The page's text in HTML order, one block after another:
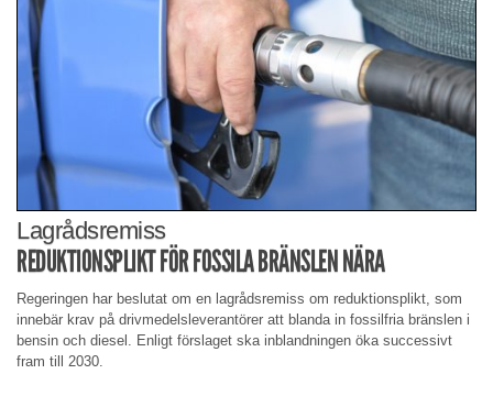
Lagrådsremiss
REDUKTIONSPLIKT FÖR FOSSILA BRÄNSLEN NÄRA
Regeringen har beslutat om en lagrådsremiss om reduktionsplikt, som
innebär krav på drivmedelsleverantörer att blanda in fossilfria bränslen i
bensin och diesel. Enligt förslaget ska inblandningen öka successivt
fram till 2030.